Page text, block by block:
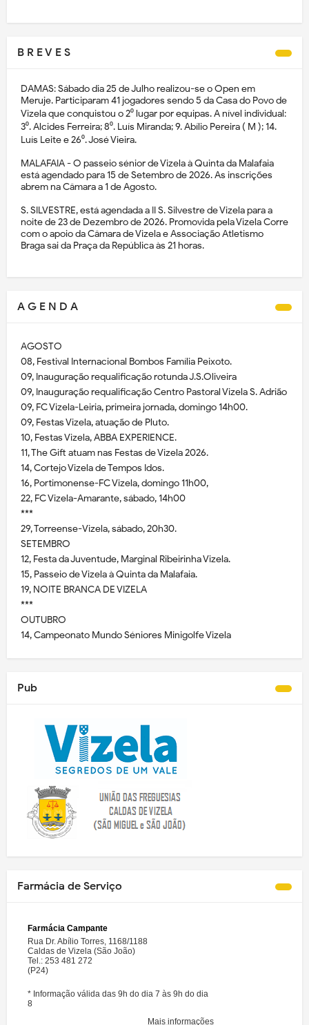
B R E V E S
DAMAS: Sábado dia 25 de Julho realizou-se o Open em
Meruje. Participaram 41 jogadores sendo 5 da Casa do Povo de
Vizela que conquistou o 2⁰ lugar por equipas. A nível individual:
3⁰. Alcides Ferreira; 8⁰. Luís Miranda; 9. Abílio Pereira ( M ); 14.
Luís Leite e 26⁰. José Vieira.
MALAFAIA - O passeio sénior de Vizela à Quinta da Malafaia
está agendado para 15 de Setembro de 2026. As inscrições
abrem na Câmara a 1 de Agosto.
S. SILVESTRE, está agendada a II S. Silvestre de Vizela para a
noite de 23 de Dezembro de 2026. Promovida pela Vizela Corre
com o apoio da Câmara de Vizela e Associação Atletismo
Braga sai da Praça da República às 21 horas.
A G E N D A
AGOSTO
08, Festival Internacional Bombos Família Peixoto.
09, Inauguração requalificação rotunda J.S.Oliveira
09, Inauguração requalificação Centro Pastoral Vizela S. Adrião
09, FC Vizela-Leiria, primeira jornada, domingo 14h00.
09, Festas Vizela, atuação de Pluto.
10, Festas Vizela, ABBA EXPERIENCE.
11, The Gift atuam nas Festas de Vizela 2026.
14, Cortejo Vizela de Tempos Idos.
16, Portimonense-FC Vizela, domingo 11h00,
22, FC Vizela-Amarante, sábado, 14h00
***
29, Torreense-Vizela, sábado, 20h30.
SETEMBRO
12, Festa da Juventude, Marginal Ribeirinha Vizela.
15, Passeio de Vizela à Quinta da Malafaia.
19, NOITE BRANCA DE VIZELA
***
OUTUBRO
14, Campeonato Mundo Séniores Minigolfe Vizela
Pub
Farmácia de Serviço